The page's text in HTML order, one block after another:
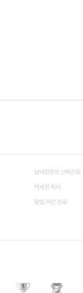
남여전문의 선택진료
역세권 위치
평일 야간 진료